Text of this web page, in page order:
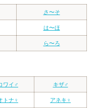
さ〜そ
は〜ほ
ら〜ろ
ワイ♂ キザ♂
トナ♀ アネキ♀